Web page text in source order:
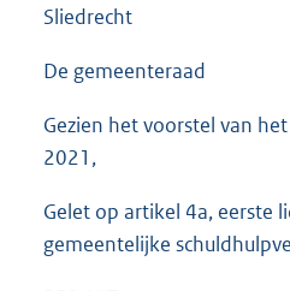
Sliedrecht
De gemeenteraad
Gezien het voorstel van
2021,
Gelet op artikel 4a, eerste
gemeentelijke